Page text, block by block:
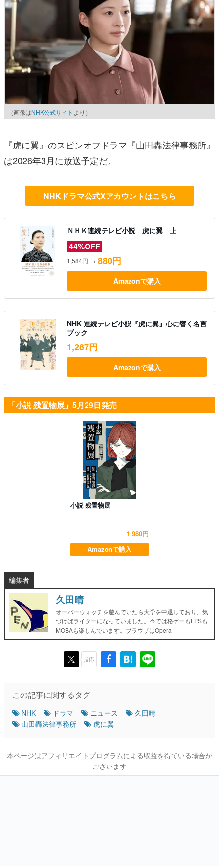
（画像はNHK公式サイト より）
『虎に翼』のスピンオフドラマ『山田轟法律事務所』
は2026年3月に放送予定だ。
NHKドラマ公式Xアカウントはこちら
ＮＨＫ連続テレビ小説 虎に翼 上
44%OFF
1,584円 → 880円
Amazonで購入
NHK 連続テレビ小説『虎に翼』心に響く名言
ブック
1,287円
Amazonで購入
「小説 残置物展」5月29日発売
小説 残置物展
1,980円
Amazonで購入
編集者
久田晴
オーバーウォッチを遊んでいたら大学を中退しており、気
づけばライターになっていました。今では格ゲーもFPSも
MOBAも楽しんでいます。ブラウザはOpera
反応
この記事に関するタグ
NHK ドラマ ニュース
久田晴
山田轟法律事務所
虎に翼
本ページはアフィリエイトプログラムによる収益を得ている場合が
ございます